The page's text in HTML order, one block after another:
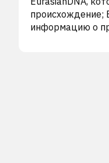
происхождение;
информацию о